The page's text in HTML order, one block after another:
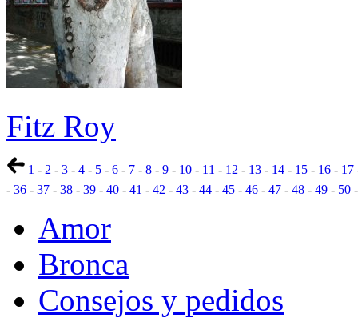
Fitz Roy
1 - 2 - 3 - 4 - 5 - 6 - 7 - 8 - 9 - 10 - 11 - 12 - 13 - 14 - 15 - 16 - 17
- 36 - 37 - 38 - 39 - 40 - 41 - 42 - 43 - 44 - 45 - 46 - 47 - 48 - 49 - 50
Amor
Bronca
Consejos y pedidos